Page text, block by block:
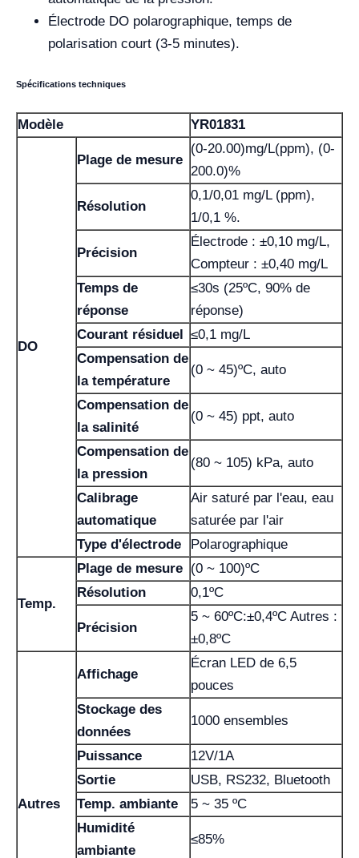
Électrode DO polarographique, temps de
polarisation court (3-5 minutes).
Spécifications techniques
Modèle YR01831
DO
Plage de mesure
(0-20.00)mg/L(ppm), (0-
200.0)%
Résolution
0,1/0,01 mg/L (ppm),
1/0,1 %.
Précision
Électrode : ±0,10 mg/L,
Compteur : ±0,40 mg/L
Temps de
réponse
≤30s (25ºC, 90% de
réponse)
Courant résiduel ≤0,1 mg/L
Compensation de
la température
(0 ~ 45)ºC, auto
Compensation de
la salinité
(0 ~ 45) ppt, auto
Compensation de
la pression
(80 ~ 105) kPa, auto
Calibrage
automatique
Air saturé par l'eau, eau
saturée par l'air
Type d'électrode
Polarographique
Temp.
Plage de mesure (0 ~ 100)ºC
Résolution
0,1ºC
Précision
5 ~ 60ºC:±0,4ºC Autres :
±0,8ºC
Autres
Affichage
Écran LED de 6,5
pouces
Stockage des
données
1000 ensembles
Puissance
12V/1A
Sortie
USB, RS232, Bluetooth
Temp. ambiante
5 ~ 35 ºC
Humidité
ambiante
≤85%